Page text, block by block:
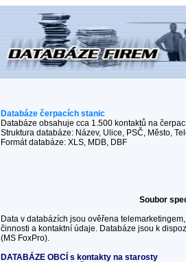
Databáze čerpacích stanic
Databáze obsahuje cca 1.500 kontaktů na
Struktura databáze: Název, Ulice, PSČ, Město,
Formát databáze: XLS, MDB, DBF
Soubor
Data v databázích jsou ověřena
činnosti a kontaktní údaje. Databáze jsou k
(MS FoxPro).
DATABÁZE OBCÍ s kontakty na starosty